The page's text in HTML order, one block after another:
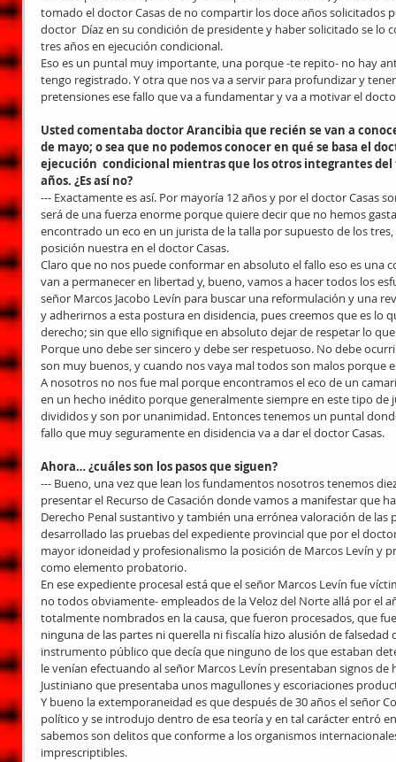
tomado el doctor Casas de no compartir los doce años solicitados
doctor  Díaz en su condición de presidente y haber solicitado se lo
tres años en ejecución condicional.
Eso es un puntal muy importante, una porque -te repito- no hay
tengo registrado. Y otra que nos va a servir para profundizar y
pretensiones ese fallo que va a fundamentar y va a motivar el
Usted comentaba doctor Arancibia que recién se van a
de mayo; o sea que no podemos conocer en qué se basa el
ejecución  condicional mientras que los otros integrantes
años. ¿Es así no?
--- Exactamente es así. Por mayoría 12 años y por el doctor Casas
será de una fuerza enorme porque quiere decir que no hemos
encontrado un eco en un jurista de la talla por supuesto de los
posición nuestra en el doctor Casas.
Claro que no nos puede conformar en absoluto el fallo eso es una
van a permanecer en libertad y, bueno, vamos a hacer todos los
señor Marcos Jacobo Levín para buscar una reformulación y una
y adherirnos a esta postura en disidencia, pues creemos que es lo
derecho; sin que ello signifique en absoluto dejar de respetar lo
Porque uno debe ser sincero y debe ser respetuoso. No debe
son muy buenos, y cuando nos vaya mal todos son malos porque
A nosotros no nos fue mal porque encontramos el eco de un
en un hecho inédito porque generalmente siempre en este tipo de
divididos y son por unanimidad. Entonces tenemos un puntal
fallo que muy seguramente en disidencia va a dar el doctor Casas.
Ahora… ¿cuáles son los pasos que siguen?
--- Bueno, una vez que lean los fundamentos nosotros tenemos
presentar el Recurso de Casación donde vamos a manifestar que
Derecho Penal sustantivo y también una errónea valoración de
desarrollado las pruebas del expediente provincial que por el
mayor idoneidad y profesionalismo la posición de Marcos Levín y
como elemento probatorio.
En ese expediente procesal está que el señor Marcos Levín fue
no todos obviamente- empleados de la Veloz del Norte allá por el
totalmente nombrados en la causa, que fueron procesados, que
ninguna de las partes ni querella ni fiscalía hizo alusión de
instrumento público que decía que ninguno de los que estaban
le venían efectuando al señor Marcos Levín presentaban signos
Justiniano que presentaba unos magullones y escoriaciones
Y bueno la extemporaneidad es que después de 30 años el señor
político y se introdujo dentro de esa teoría y en tal carácter entró
sabemos son delitos que conforme a los organismos
imprescriptibles.